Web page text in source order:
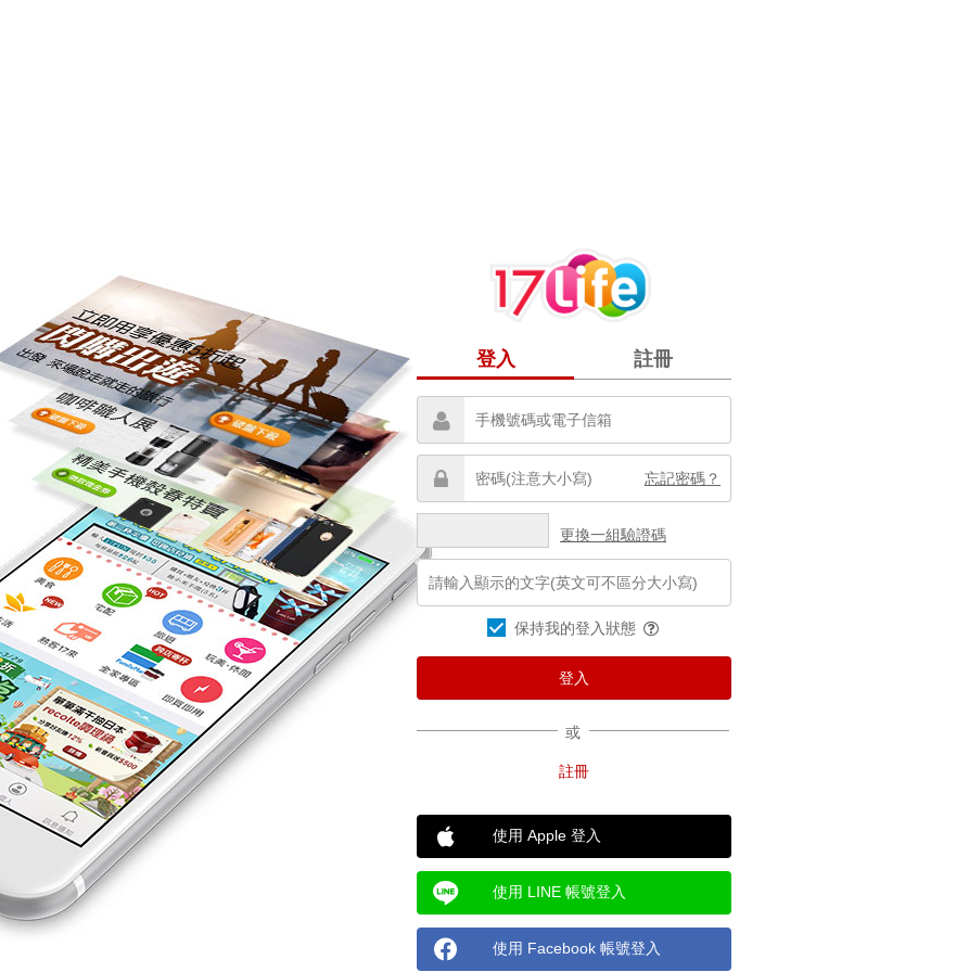
登入 註冊
忘記密碼？
更換一組驗證碼
保持我的登入狀態
或
使用 Apple 登入
使用 LINE 帳號登入
使用 Facebook 帳號登入